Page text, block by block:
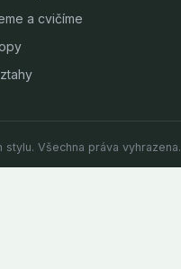
a cvičíme
Všechna práva vyhrazena.